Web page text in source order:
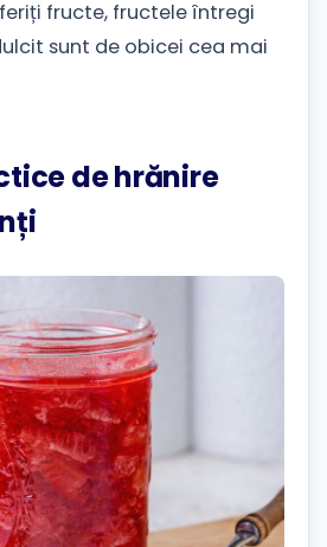
fructe, fructele întregi
sunt de obicei cea mai
de hrănire